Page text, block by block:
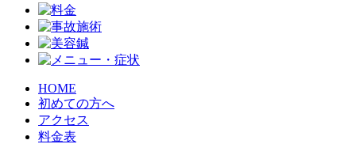
HOME
初めての方へ
アクセス
料金表